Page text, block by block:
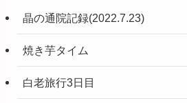
晶の通院記録(2022.7.23)
焼き芋タイム
白老旅行3日目